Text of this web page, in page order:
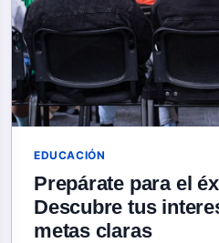
EDUCACIÓN
Prepárate para el
Descubre tus
metas claras